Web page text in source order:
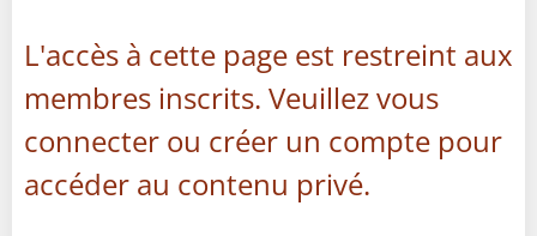
L'accès à cette page est restreint aux
membres inscrits. Veuillez vous
connecter ou créer un compte pour
accéder au contenu privé.